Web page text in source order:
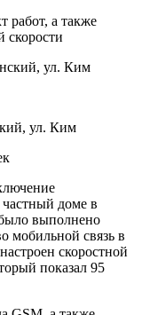
а также
скорости
ул. Ким
частный доме в
выполнено
мобильной связь в
скоростной
показал 95